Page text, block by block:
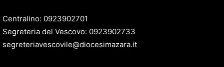
Centralino: 0923902701
Segreteria del Vescovo: 0923902733
segreteriavescovile@diocesimazara.it